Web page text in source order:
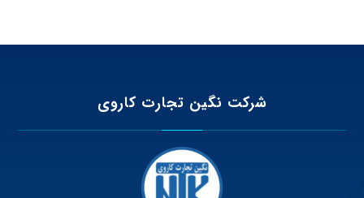
شرکت نگین تجارت کاروی